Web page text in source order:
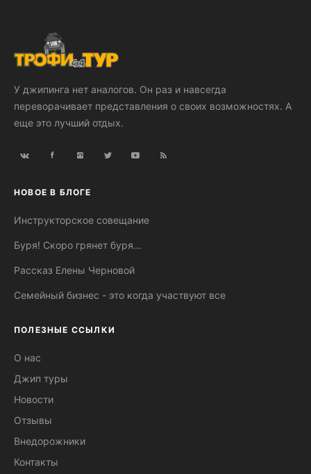
У джипинга нет аналогов. Он раз и навсегда
переворачивает представления о своих возможностях. А
еще это лучший отдых.
НОВОЕ В БЛОГЕ
Инструкторское совещание
Буря! Скоро грянет буря...
Рассказ Елены Черновой
Семейный бизнес - это когда участвуют все
ПОЛЕЗНЫЕ ССЫЛКИ
О нас
Джип туры
Новости
Отзывы
Внедорожники
Контакты